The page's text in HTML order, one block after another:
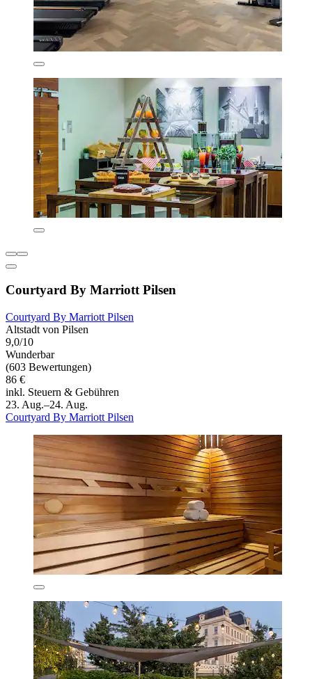
Courtyard By Marriott Pilsen
Courtyard By Marriott Pilsen
Altstadt von Pilsen
9,0/10
Wunderbar
(603 Bewertungen)
86 €
inkl. Steuern & Gebühren
23. Aug.–24. Aug.
Courtyard By Marriott Pilsen